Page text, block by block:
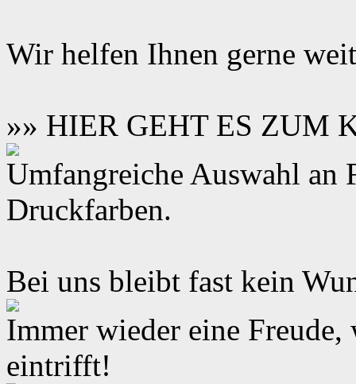
Wir helfen Ihnen gerne
»» HIER GEHT ES ZUM
Umfangreiche Auswahl an
Druckfarben.
Bei uns bleibt fast kein
Immer wieder eine
eintrifft!